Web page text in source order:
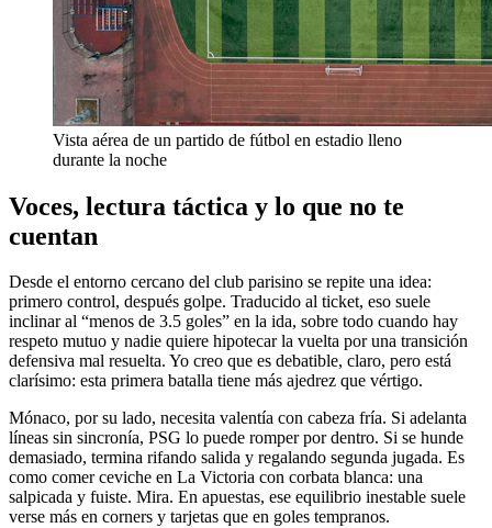
Vista aérea de un partido de fútbol en estadio lleno
durante la noche
Voces, lectura táctica y lo que no te
cuentan
Desde el entorno cercano del club parisino se repite una idea:
primero control, después golpe. Traducido al ticket, eso suele
inclinar al “menos de 3.5 goles” en la ida, sobre todo cuando hay
respeto mutuo y nadie quiere hipotecar la vuelta por una transición
defensiva mal resuelta. Yo creo que es debatible, claro, pero está
clarísimo: esta primera batalla tiene más ajedrez que vértigo.
Mónaco, por su lado, necesita valentía con cabeza fría. Si adelanta
líneas sin sincronía, PSG lo puede romper por dentro. Si se hunde
demasiado, termina rifando salida y regalando segunda jugada. Es
como comer ceviche en La Victoria con corbata blanca: una
salpicada y fuiste. Mira. En apuestas, ese equilibrio inestable suele
verse más en corners y tarjetas que en goles tempranos.